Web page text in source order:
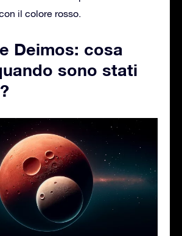
il colore rosso.
Deimos: cosa
sono stati